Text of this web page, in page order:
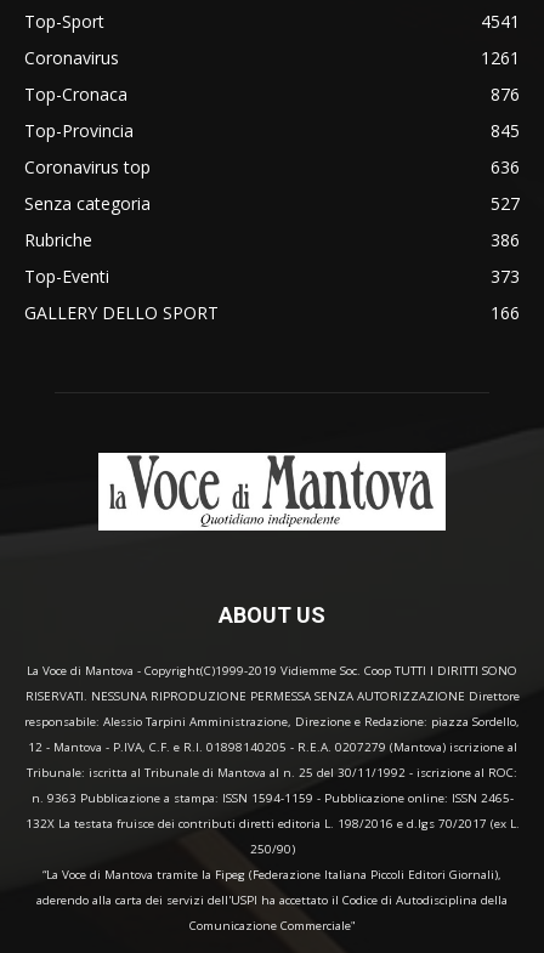
Top-Sport
4541
Coronavirus
1261
Top-Cronaca
876
Top-Provincia
845
Coronavirus top
636
Senza categoria
527
Rubriche
386
Top-Eventi
373
GALLERY DELLO SPORT
166
ABOUT US
La Voce di Mantova - Copyright(C)1999-2019 Vidiemme Soc. Coop TUTTI I DIRITTI SONO
RISERVATI. NESSUNA RIPRODUZIONE PERMESSA SENZA AUTORIZZAZIONE Direttore
responsabile: Alessio Tarpini Amministrazione, Direzione e Redazione: piazza Sordello,
12 - Mantova - P.IVA, C.F. e R.I. 01898140205 - R.E.A. 0207279 (Mantova) iscrizione al
Tribunale: iscritta al Tribunale di Mantova al n. 25 del 30/11/1992 - iscrizione al ROC:
n. 9363 Pubblicazione a stampa: ISSN 1594-1159 - Pubblicazione online: ISSN 2465-
132X La testata fruisce dei contributi diretti editoria L. 198/2016 e d.lgs 70/2017 (ex L.
250/90)
“La Voce di Mantova tramite la Fipeg (Federazione Italiana Piccoli Editori Giornali),
aderendo alla carta dei servizi dell'USPI ha accettato il Codice di Autodisciplina della
Comunicazione Commerciale"